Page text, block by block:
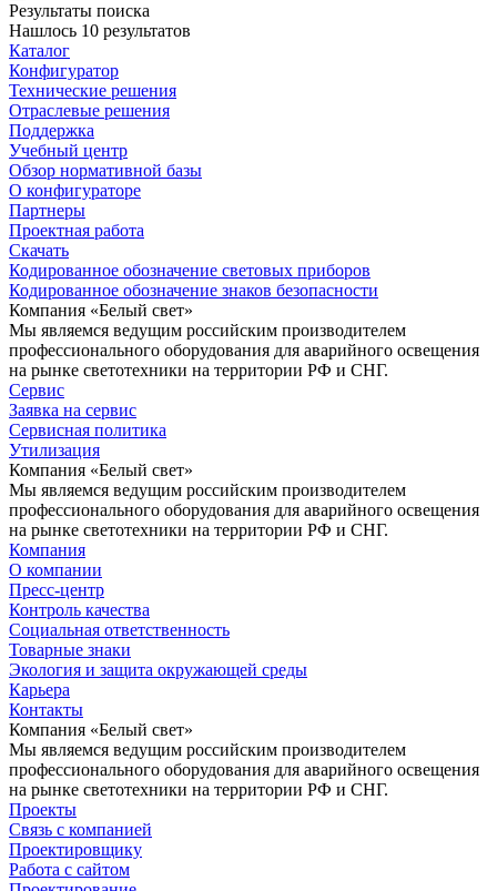
Результаты поиска
Нашлось 10 результатов
Каталог
Конфигуратор
Технические решения
Отраслевые решения
Поддержка
Учебный центр
Обзор нормативной базы
О конфигураторе
Партнеры
Проектная работа
Скачать
Кодированное обозначение световых приборов
Кодированное обозначение знаков безопасности
Компания «Белый свет»
Мы являемся ведущим российским производителем
профессионального оборудования для аварийного освещения
на рынке светотехники на территории РФ и СНГ.
Сервис
Заявка на сервис
Сервисная политика
Утилизация
Компания «Белый свет»
Мы являемся ведущим российским производителем
профессионального оборудования для аварийного освещения
на рынке светотехники на территории РФ и СНГ.
Компания
О компании
Пресс-центр
Контроль качества
Социальная ответственность
Товарные знаки
Экология и защита окружающей среды
Карьера
Контакты
Компания «Белый свет»
Мы являемся ведущим российским производителем
профессионального оборудования для аварийного освещения
на рынке светотехники на территории РФ и СНГ.
Проекты
Связь с компанией
Проектировщику
Работа с сайтом